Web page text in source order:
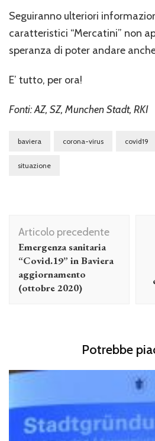
Seguiranno ulteriori
caratteristici “Mercatini” non
speranza di poter andare
E’ tutto, per ora!
Fonti: AZ, SZ, Munchen Stadt, RKI
baviera corona-virus covid19
situazione
Navigazione
articolo
Articolo precedente
Emergenza sanitaria
“Covid.19” in Baviera
aggiornamento
(ottobre 2020)
Potrebbe